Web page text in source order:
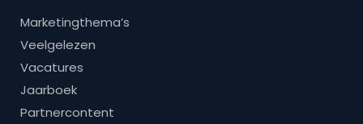
Marketingthema’s
Veelgelezen
Vacatures
Jaarboek
Partnercontent